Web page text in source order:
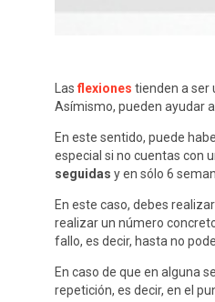
Lasflexiones tienden a ser
Asímismo, pueden ayudar
En este sentido, puede
especial si no cuentas con
seguidas y en sólo 6
En este caso, debes realizar
realizar un número
fallo, es decir, hasta no
En caso de que en alguna
repetición, es decir, en el